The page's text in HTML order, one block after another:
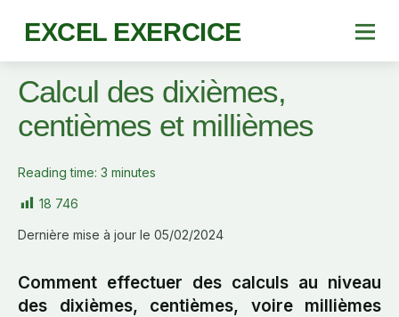
EXCEL EXERCICE
Calcul des dixièmes,
centièmes et millièmes
Reading time: 3 minutes
18 746
Dernière mise à jour le 05/02/2024
Comment effectuer des calculs au niveau
des dixièmes, centièmes, voire millièmes